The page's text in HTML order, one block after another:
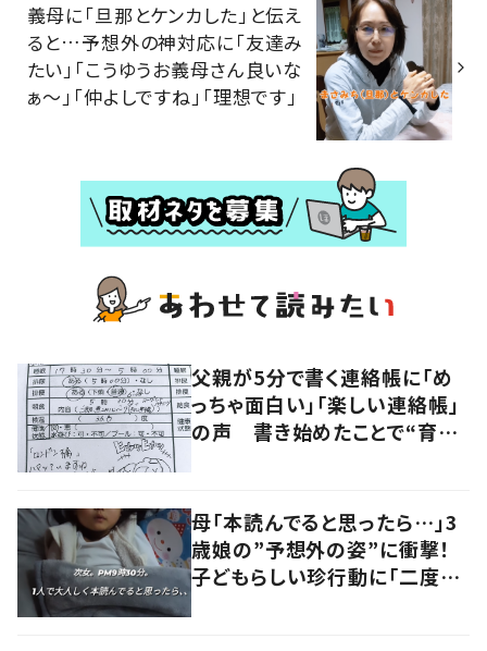
義母に「旦那とケンカした」と伝え
ると…予想外の神対応に「友達み
たい」「こうゆうお義母さん良いな
ぁ〜」「仲よしですね」「理想です」
父親が5分で書く連絡帳に「め
っちゃ面白い」「楽しい連絡帳」
の声 書き始めたことで“育児
母「本読んでると思ったら…」3
歳娘の”予想外の姿”に衝撃！
子どもらしい珍行動に「二度見